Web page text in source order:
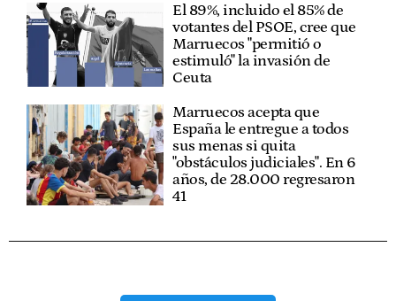
El 89%, incluido el 85% de
votantes del PSOE, cree que
Marruecos "permitió o
estimuló" la invasión de
Ceuta
Marruecos acepta que
España le entregue a todos
sus menas si quita
"obstáculos judiciales". En 6
años, de 28.000 regresaron
41